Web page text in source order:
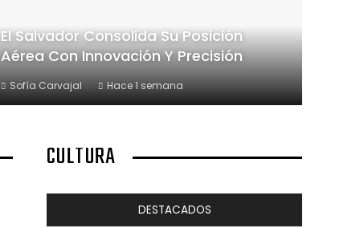
El Salvador Consolida Su Posición
Aérea Con Innovación Y Precisión
Sofía Carvajal Hace 1 semana
CULTURA
DESTACADOS